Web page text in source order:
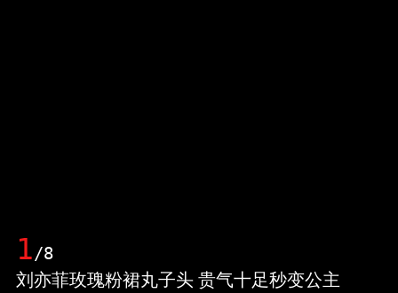
1/8
刘亦菲玫瑰粉裙丸子头 贵气十足秒变公主